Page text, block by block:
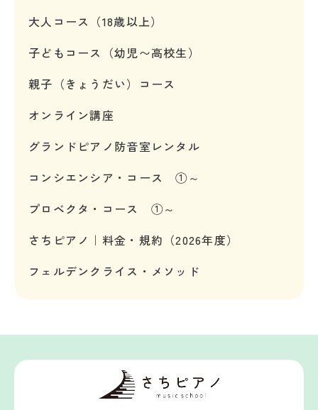
大人コース（18歳以上）
子どもコース（幼児〜高校生）
親子（きょうだい）コース
オンライン講座
グランドピアノ防音室レンタル
コンシエンシア・コース ①～
プロベクタ・コース ①～
さちピアノ｜料金・規約（2026年度）
フェルデンクライス・メソッド